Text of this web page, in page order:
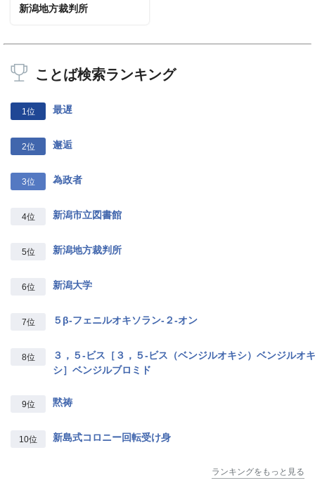
新潟地方裁判所
ことば検索ランキング
1位 最遅
2位 邂逅
3位 為政者
4位 新潟市立図書館
5位 新潟地方裁判所
6位 新潟大学
7位 ５β‐フェニルオキソラン‐２‐オン
8位
３，５‐ビス［３，５‐ビス（ベンジルオキシ）ベンジルオキ
シ］ベンジルブロミド
9位 黙祷
10位 新島式コロニー回転受け身
ランキングをもっと見る